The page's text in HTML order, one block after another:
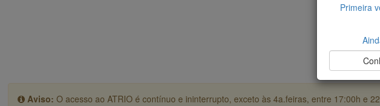
Aviso: O acesso ao ATRIO é contínuo e ininterrupto, exceto às 4a.feiras, entre 17:00h e
Primeira